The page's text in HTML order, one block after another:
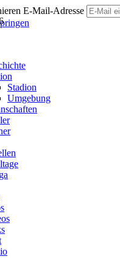
E-Mail-Adresse
Stadion
Umgebung